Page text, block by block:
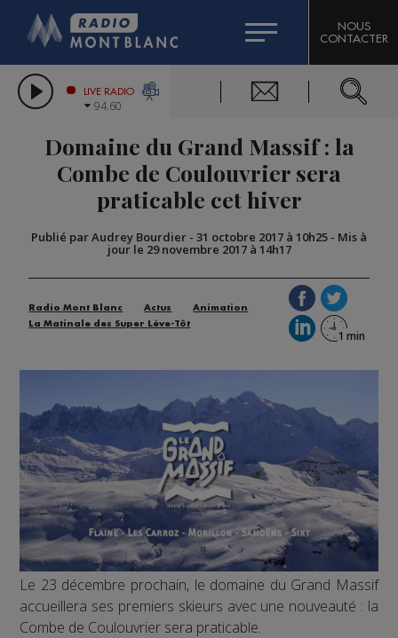
LES CHRONIQUES DE L'EXPERT
CITIZEN MACHINERY
GRAND MASSIF DOMAINES SKIABLES
BIGARD
COMPAGNIE DU MONT-BLANC
NOUS
CONTACTER
LIVE RADIO
94.60
Domaine du Grand Massif : la
Combe de Coulouvrier sera
praticable cet hiver
Publié par Audrey Bourdier - 31 octobre 2017 à 10h25 - Mis à
jour le 29 novembre 2017 à 14h17
Radio Mont Blanc Actus
Animation
La Matinale des Super Lève-Tôt
Le 23 décembre prochain, le domaine du Grand Massif
accueillera ses premiers skieurs avec une nouveauté : la
Combe de Coulouvrier sera praticable.